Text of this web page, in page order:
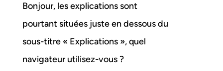
Bonjour, les explications sont
pourtant situées juste en dessous du
sous-titre « Explications », quel
navigateur utilisez-vous ?